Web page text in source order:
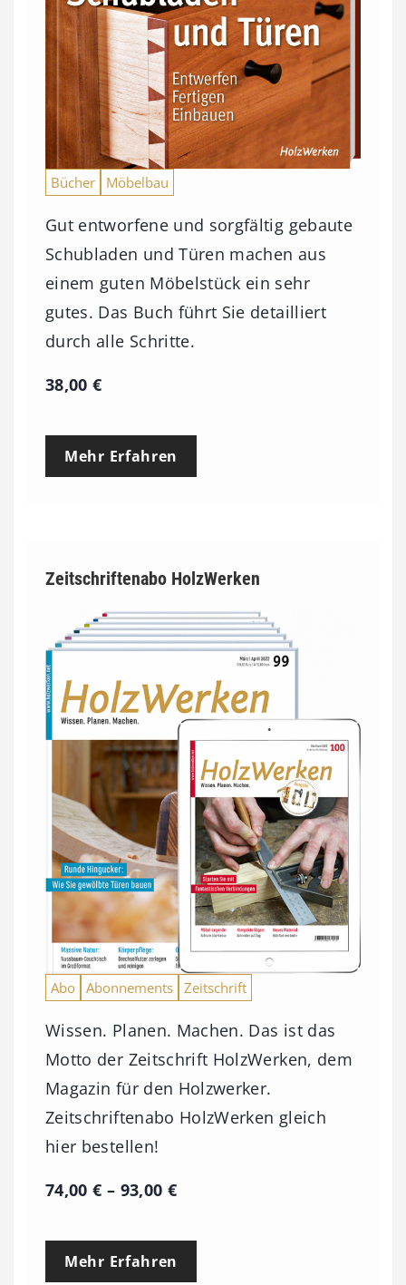
Bücher Möbelbau
Gut entworfene und sorgfältig gebaute
Schubladen und Türen machen aus
einem guten Möbelstück ein sehr
gutes. Das Buch führt Sie detailliert
durch alle Schritte.
38,00€
Mehr Erfahren
Zeitschriftenabo HolzWerken
Abo Abonnements Zeitschrift
Wissen. Planen. Machen. Das ist das
Motto der Zeitschrift HolzWerken, dem
Magazin für den Holzwerker.
Zeitschriftenabo HolzWerken gleich
hier bestellen!
74,00€ – 93,00 €P
e
Mehr Erfahren